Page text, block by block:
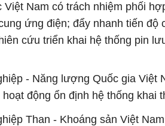
Nam có trách nhiệm phối
ứng điện; đẩy nhanh tiến
cứu triển khai hệ thống pin
- Năng lượng Quốc gia
động ổn định hệ thống khai
Than - Khoáng sản Việt